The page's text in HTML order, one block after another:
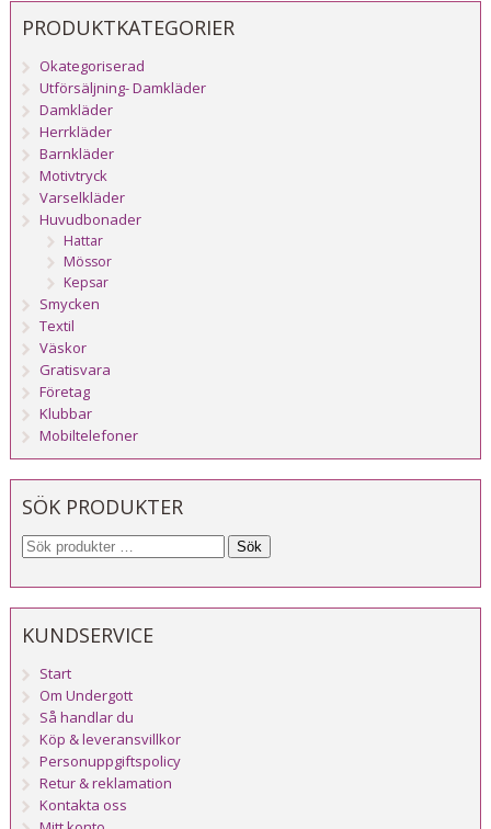
PRODUKTKATEGORIER
Okategoriserad
Utförsäljning- Damkläder
Damkläder
Herrkläder
Barnkläder
Motivtryck
Varselkläder
Huvudbonader
Hattar
Mössor
Kepsar
Smycken
Textil
Väskor
Gratisvara
Företag
Klubbar
Mobiltelefoner
SÖK PRODUKTER
Sök
KUNDSERVICE
Start
Om Undergott
Så handlar du
Köp & leveransvillkor
Personuppgiftspolicy
Retur & reklamation
Kontakta oss